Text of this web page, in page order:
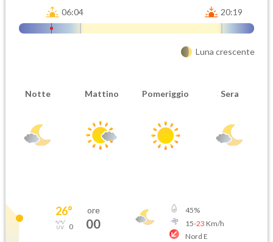
06:04 20:19
Luna crescente
Notte Mattino Pomeriggio Sera
26°
0
ore
00
45%
15-23 Km/h
Nord E